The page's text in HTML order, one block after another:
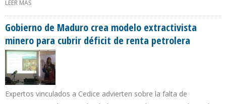
LEER MÁS
Gobierno de Maduro crea modelo extractivista
minero para cubrir déficit de renta petrolera
Expertos vinculados a Cedice advierten sobre la falta de